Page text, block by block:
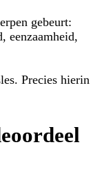
gebeurt:
eenzaamheid,
Precies hierin